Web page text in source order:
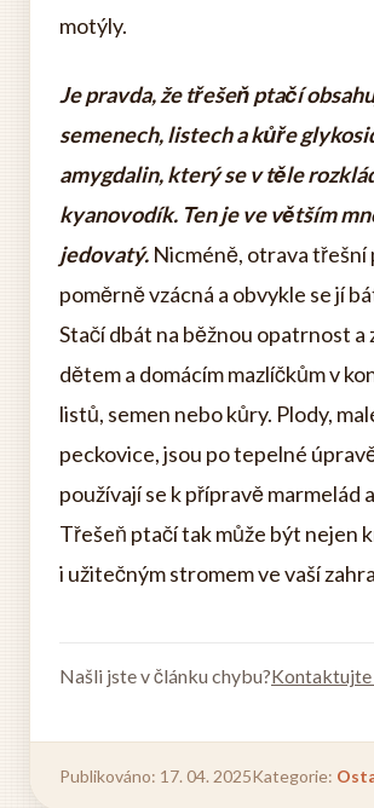
motýly.
Je pravda, že třešeň ptačí
semenech, listech a kůře
amygdalin, který se v těle
kyanovodík. Ten je ve větším
jedovatý. Nicméně, otrava třešní
poměrně vzácná a obvykle se jí
Stačí dbát na běžnou opatrnost a
dětem a domácím mazlíčkům v
listů, semen nebo kůry. Plody,
peckovice, jsou po tepelné
používají se k přípravě marmelád
Třešeň ptačí tak může být nejen
i užitečným stromem ve vaší
Našli jste v článku chybu?Kontaktujte
Publikováno: 17. 04. 2025Kategorie: